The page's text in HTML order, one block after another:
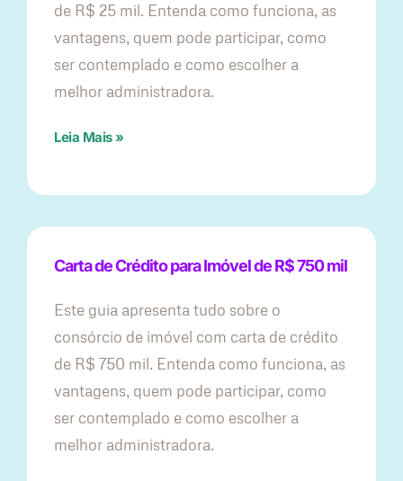
de R$ 25 mil. Entenda como funciona, as
vantagens, quem pode participar, como
ser contemplado e como escolher a
melhor administradora.
Leia Mais »
Carta de Crédito para Imóvel de R$ 750 mil
Este guia apresenta tudo sobre o
consórcio de imóvel com carta de crédito
de R$ 750 mil. Entenda como funciona, as
vantagens, quem pode participar, como
ser contemplado e como escolher a
melhor administradora.